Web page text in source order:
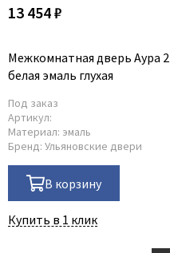
13 454 ₽
Межкомнатная дверь Аура 2
белая эмаль глухая
Под заказ
Артикул:
Материал: эмаль
Бренд: Ульяновские двери
В корзину
Купить в 1 клик